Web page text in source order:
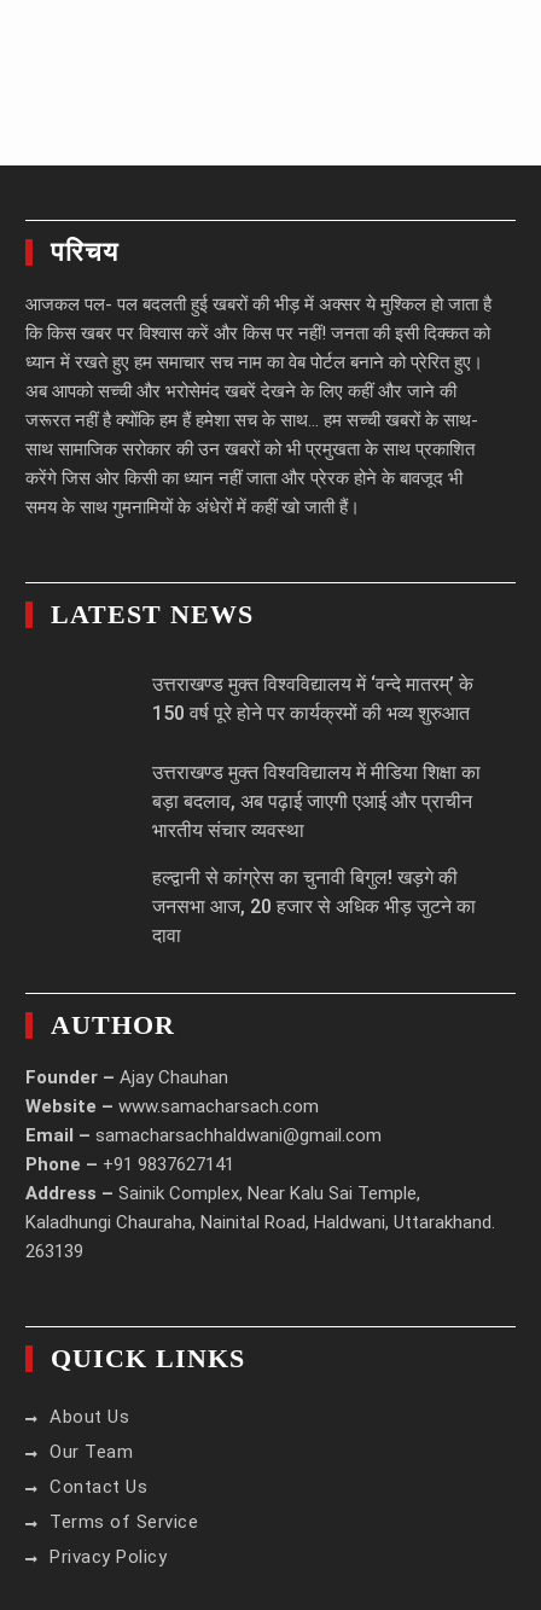
परिचय
आजकल पल- पल बदलती हुई खबरों की भीड़ में अक्सर ये मुश्किल हो जाता है
कि किस खबर पर विश्वास करें और किस पर नहीं! जनता की इसी दिक्कत को
ध्यान में रखते हुए हम समाचार सच नाम का वेब पोर्टल बनाने को प्रेरित हुए।
अब आपको सच्ची और भरोसेमंद खबरें देखने के लिए कहीं और जाने की
जरूरत नहीं है क्योंकि हम हैं हमेशा सच के साथ… हम सच्ची खबरों के साथ-
साथ सामाजिक सरोकार की उन खबरों को भी प्रमुखता के साथ प्रकाशित
करेंगे जिस ओर किसी का ध्यान नहीं जाता और प्रेरक होने के बावजूद भी
समय के साथ गुमनामियों के अंधेरों में कहीं खो जाती हैं।
LATEST NEWS
उत्तराखण्ड मुक्त विश्वविद्यालय में ‘वन्दे मातरम्’ के
150 वर्ष पूरे होने पर कार्यक्रमों की भव्य शुरुआत
उत्तराखण्ड मुक्त विश्वविद्यालय में मीडिया शिक्षा का
बड़ा बदलाव, अब पढ़ाई जाएगी एआई और प्राचीन
भारतीय संचार व्यवस्था
हल्द्वानी से कांग्रेस का चुनावी बिगुल! खड़गे की
जनसभा आज, 20 हजार से अधिक भीड़ जुटने का
दावा
AUTHOR
Founder – Ajay Chauhan
Website – www.samacharsach.com
Email – samacharsachhaldwani@gmail.com
Phone – +91 9837627141
Address – Sainik Complex, Near Kalu Sai Temple,
Kaladhungi Chauraha, Nainital Road, Haldwani, Uttarakhand.
263139
QUICK LINKS
About Us
Our Team
Contact Us
Terms of Service
Privacy Policy